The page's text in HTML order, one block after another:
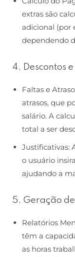
extras são
adicional (por
dependendo
4. Descontos
Faltas e
atrasos, que
salário. A
total a ser
Justificativas:
o usuário
ajudando a
5. Geração
Relatórios
têm a
as horas